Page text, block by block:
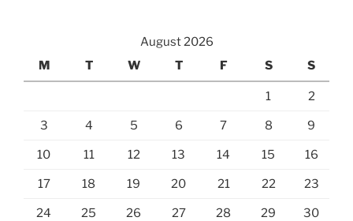
August 2026
M
T W T F S S
1 2
3 4 5 6 7 8 9
10 11 12 13 14 15 16
17 18 19 20 21 22 23
24 25 26 27 28 29 30